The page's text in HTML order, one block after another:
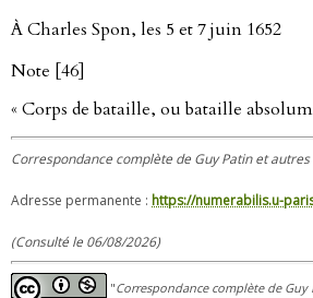
À Charles Spon, les 5 et 7 juin 1652
Note [46]
« Corps de bataille, ou bataille
Correspondance complète de Guy Patin et
Adresse permanente : https://numerabilis.u-
(Consulté le 06/08/2026)
"Correspondance complète de Guy